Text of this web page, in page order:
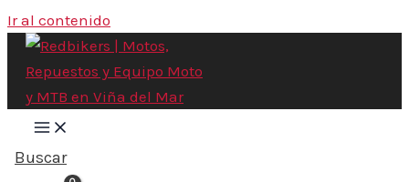
Ir al contenido
Buscar